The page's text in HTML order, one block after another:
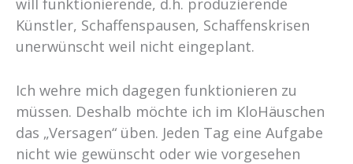
Künstler, Schaffenspausen, Schaffenskrisen
unerwünscht weil nicht eingeplant.
Ich wehre mich dagegen funktionieren zu
müssen. Deshalb möchte ich im KloHäuschen
das „Versagen“ üben. Jeden Tag eine Aufgabe
nicht wie gewünscht oder wie vorgesehen